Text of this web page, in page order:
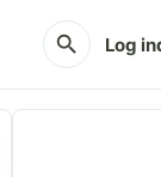
search Log